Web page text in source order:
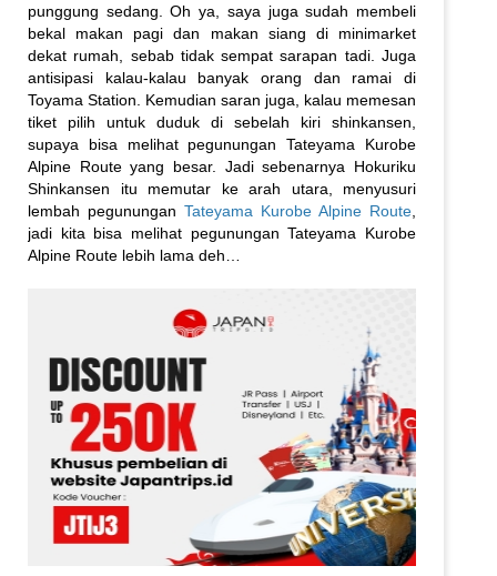
punggung sedang. Oh ya, saya juga sudah membeli
bekal makan pagi dan makan siang di minimarket
dekat rumah, sebab tidak sempat sarapan tadi. Juga
antisipasi kalau-kalau banyak orang dan ramai di
Toyama Station. Kemudian saran juga, kalau memesan
tiket pilih untuk duduk di sebelah kiri shinkansen,
supaya bisa melihat pegunungan Tateyama Kurobe
Alpine Route yang besar. Jadi sebenarnya Hokuriku
Shinkansen itu memutar ke arah utara, menyusuri
lembah pegunungan Tateyama Kurobe Alpine Route
jadi kita bisa melihat pegunungan Tateyama Kurobe
Alpine Route lebih lama deh…